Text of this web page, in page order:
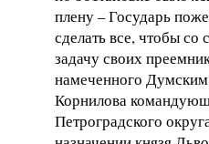
плену – Государь
сделать все, чтобы со
задачу своих
намеченного
Корнилова
Петроградского